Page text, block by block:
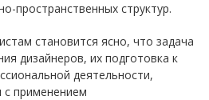
пространственных структур.
становится ясно, что задача
дизайнеров, их подготовка к
деятельности,
с применением